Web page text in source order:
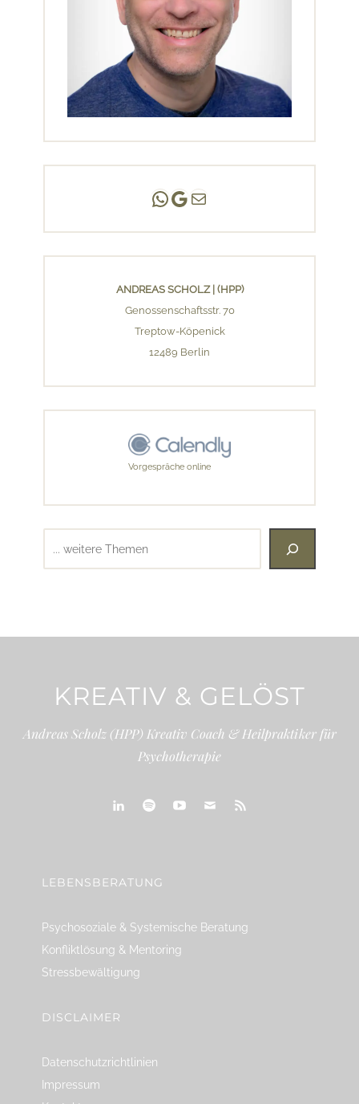
Andreas Scholz | (HPP)
Praxis Adlershof
E-Mail an mich ...
ANDREAS SCHOLZ | (HPP)
Genossenschaftsstr. 70
Treptow-Köpenick
12489 Berlin
Vorgespräche online
KREATIV & GELÖST
Andreas Scholz (HPP) Kreativ Coach & Heilpraktiker für
Psychotherapie
LEBENSBERATUNG
Psychosoziale & Systemische Beratung
Konfliktlösung & Mentoring
Stressbewältigung
DISCLAIMER
Datenschutzrichtlinien
Impressum